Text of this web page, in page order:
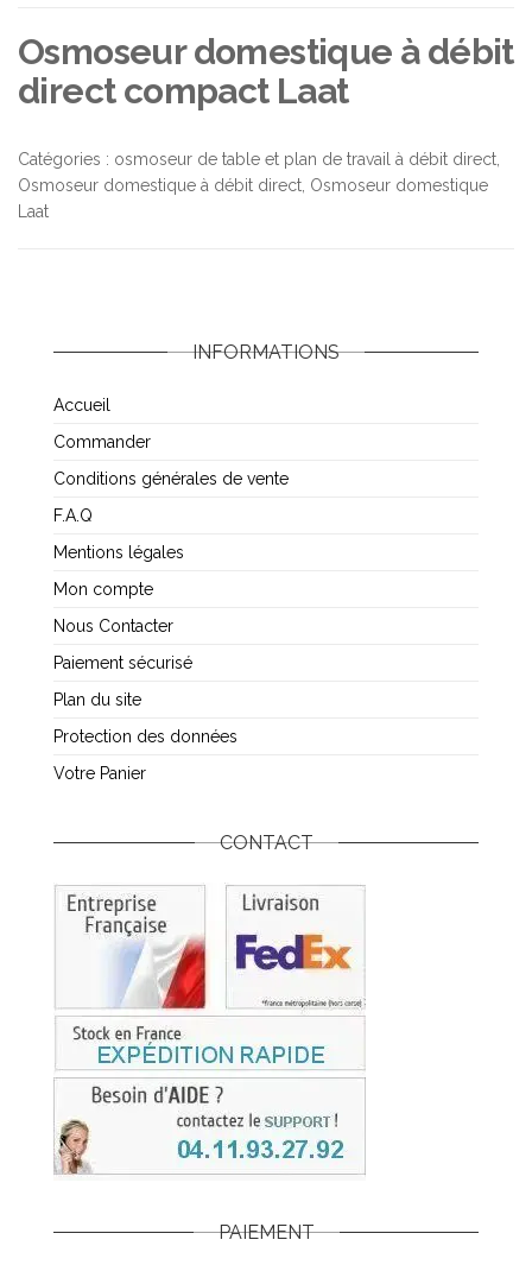
Osmoseur domestique à débit
direct compact Laat
Catégories : osmoseur de table et plan de travail à débit direct
Osmoseur domestique à débit direct Osmoseur domestique
Laat
INFORMATIONS
Accueil
Commander
Conditions générales de vente
F.A.Q
Mentions légales
Mon compte
Nous Contacter
Paiement sécurisé
Plan du site
Protection des données
Votre Panier
CONTACT
PAIEMENT